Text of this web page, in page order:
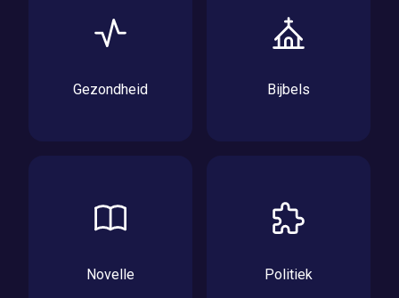
Gezondheid Bijbels
Novelle Politiek